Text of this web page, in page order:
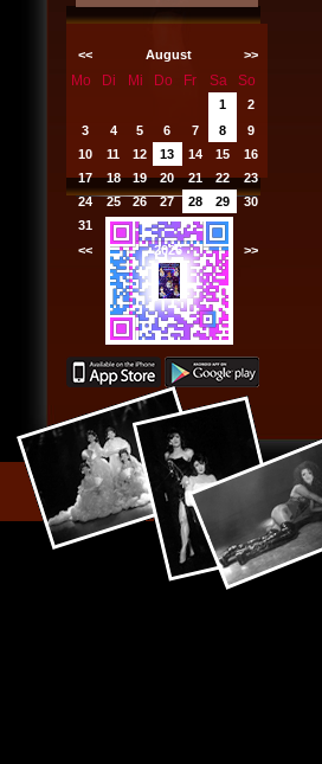
<< August >>
Mo Di Mi Do Fr Sa So
1
2
3
4 5 6 7 8
9
10
11 12 13 14 15
16
17
18 19 20 21 22
23
24
25 26 27 28 29
30
31
<<
2026 >>